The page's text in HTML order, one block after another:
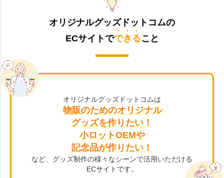
オリジナルグッズドットコムの
ECサイトでできること
オリジナルグッズドットコムは
物販のためのオリジナル
グッズを作りたい！
小ロットOEMや
記念品が作りたい！
など、グッズ制作の様々なシーンで活用いただける
ECサイトです。